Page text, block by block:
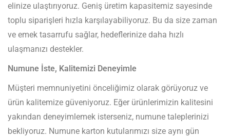
elinize ulaştırıyoruz. Geniş üretim kapasitemiz sayesinde
toplu siparişleri hızla karşılayabiliyoruz. Bu da size zaman
ve emek tasarrufu sağlar, hedeflerinize daha hızlı
ulaşmanızı destekler.
Numune İste, Kalitemizi Deneyimle
Müşteri memnuniyetini önceliğimiz olarak görüyoruz ve
ürün kalitemize güveniyoruz. Eğer ürünlerimizin kalitesini
yakından deneyimlemek isterseniz, numune taleplerinizi
bekliyoruz. Numune karton kutularımızı size aynı gün